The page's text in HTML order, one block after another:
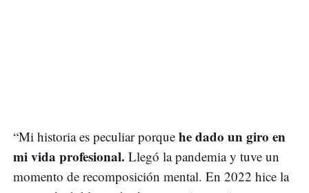
“Mi historia es peculiar porque he dado un giro en
mi vida profesional. Llegó la pandemia y tuve un
momento de recomposición mental. En 2022 hice la